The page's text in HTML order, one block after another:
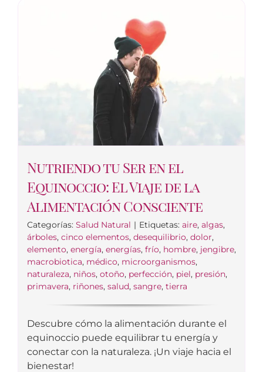
Nutriendo tu Ser en el
Equinoccio: El Viaje de la
Alimentación Consciente
Categorías: Salud Natural | Etiquetas: aire, algas,
árboles, cinco elementos, desequilibrio, dolor,
elemento, energía, energías, frío, hombre, jengibre,
macrobiotica, médico, microorganismos,
naturaleza, niños, otoño, perfección, piel, presión,
primavera, riñones, salud, sangre, tierra
Descubre cómo la alimentación durante el
equinoccio puede equilibrar tu energía y
conectar con la naturaleza. ¡Un viaje hacia el
bienestar!